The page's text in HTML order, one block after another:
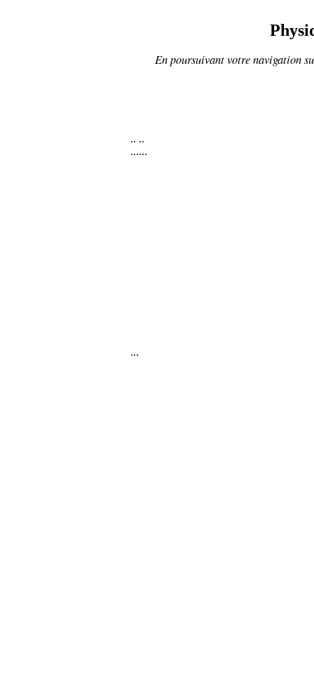
En poursuivant votre navigation
.. ..
......
...